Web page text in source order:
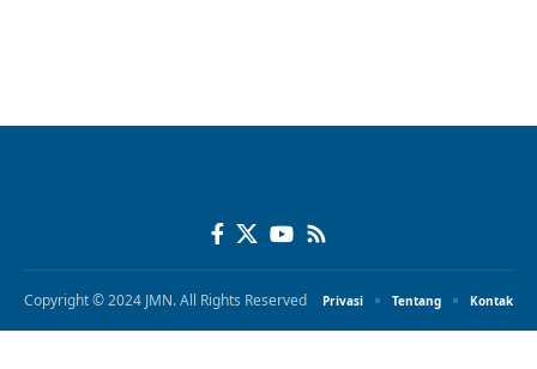
Copyright © 2024 JMN. All Rights Reserved Privasi Tentang Kontak